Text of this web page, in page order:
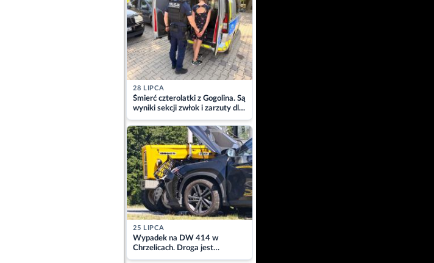
28 LIPCA
Śmierć czterolatki z Gogolina. Są
wyniki sekcji zwłok i zarzuty dla
matki
25 LIPCA
Wypadek na DW 414 w
Chrzelicach. Droga jest
zablokowana